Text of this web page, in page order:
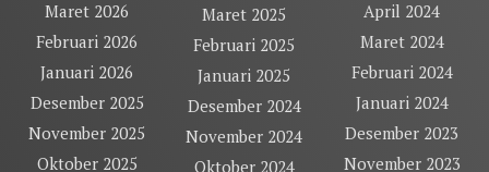
Maret 2026
Februari 2026
Januari 2026
Desember 2025
November 2025
Oktober 2025
Maret 2025
Februari 2025
Januari 2025
Desember 2024
November 2024
Oktober 2024
April 2024
Maret 2024
Februari 2024
Januari 2024
Desember 2023
November 2023